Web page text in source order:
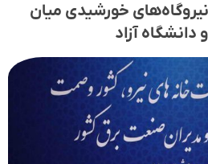
خورشیدی میان
دانشگاه آزاد